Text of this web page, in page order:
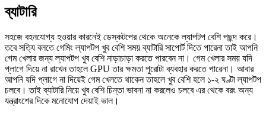
ব্যাটারি
সহজে বহনযোগ্য হওয়ার কারনেই ডেস্কটপের থেকে অনেকে ল্যাপটপ বেশি পছন্দ করে।
তবে সত্যি বলতে গেমিং ল্যাপটপ খুব বেশি সময় ব্যাটারি সাপোর্ট দিতে পারেনা তাই আপনি
গেম খেলার জন্য ল্যাপটপ খুব বেশি নাড়াচাড়া করতে পারবেন না। গেম খেলার সময় যদি
প্লাগে দিয়ে না রাখেন তাহলে GPU তার ক্ষমতা পুরোটা ব্যবহার করতে পারেনা। আবার
আপনি যদি প্লাগে না দিয়েই গেম খেলতে থাকেন তাহলে খুব বেশি হলে ১-২ ঘণ্টা ল্যাপটপ
চলবে। তাই ব্যাটারি নিয়ে খুব বেশি চিন্তা ভাবনা না করলেও চলবে এর থেকে বরং অন্য
যন্ত্রাংশের দিকে মনোযোগ দেয়াই ভাল।